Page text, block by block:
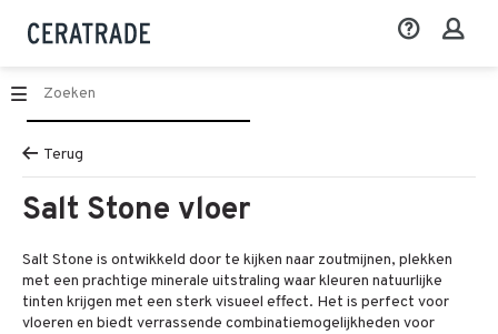
Terug
Salt Stone vloer
Salt Stone is ontwikkeld door te kijken naar zoutmijnen, plekken
met een prachtige minerale uitstraling waar kleuren natuurlijke
tinten krijgen met een sterk visueel effect. Het is perfect voor
vloeren en biedt verrassende combinatiemogelijkheden voor